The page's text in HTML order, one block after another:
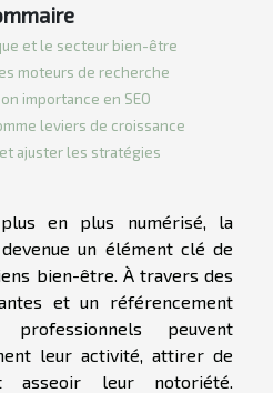
et le secteur bien-être
moteurs de recherche
importance en SEO
leviers de croissance
ajuster les stratégies
en plus numérisé, la
un élément clé de
bien-être. À travers des
et un référencement
peuvent
leur activité, attirer de
asseoir leur notoriété.